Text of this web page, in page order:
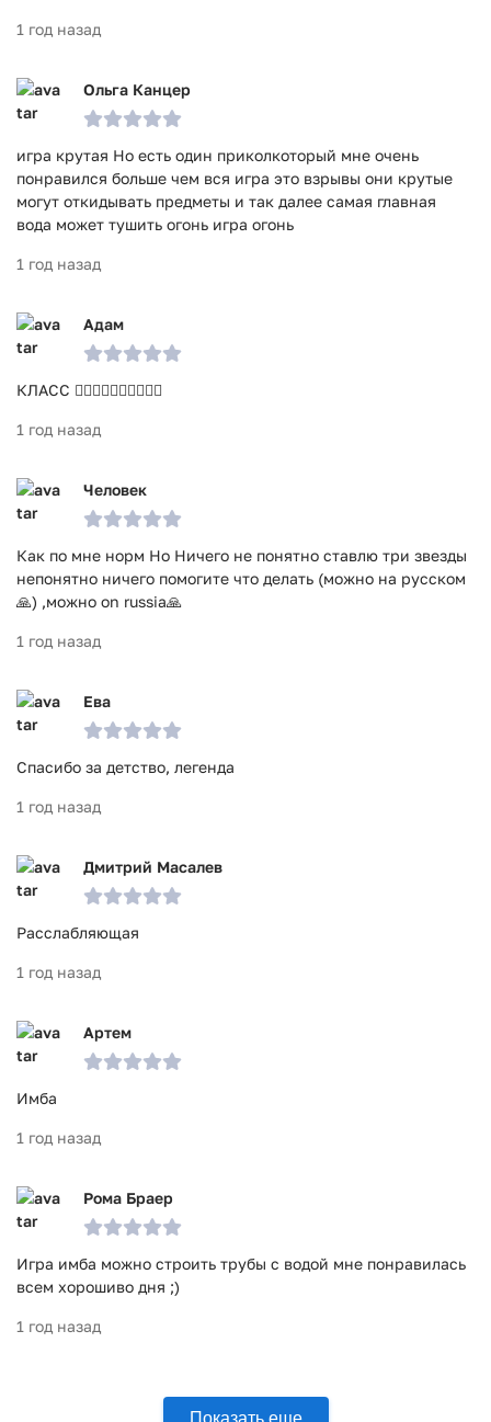
1 год назад
Ольга Канцер
игра крутая Но есть один приколкоторый мне очень
понравился больше чем вся игра это взрывы они крутые
могут откидывать предметы и так далее самая главная
вода может тушить огонь игра огонь
1 год назад
Адам
КЛАСС 👍🏻👍🏻👍🏻👍🏻👍🏻
1 год назад
Человек
Как по мне норм Но Ничего не понятно ставлю три звезды
непонятно ничего помогите что делать (можно на русском
🙏) ,можно on russia🙏
1 год назад
Ева
Спасибо за детство, легенда
1 год назад
Дмитрий Масалев
Расслабляющая
1 год назад
Артем
Имба
1 год назад
Рома Браер
Игра имба можно строить трубы с водой мне понравилась
всем хорошиво дня ;)
1 год назад
Показать еще